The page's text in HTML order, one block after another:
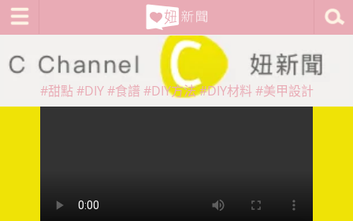
#甜點 #DIY #食譜 #DIY方法#DIY材料 #美甲設計